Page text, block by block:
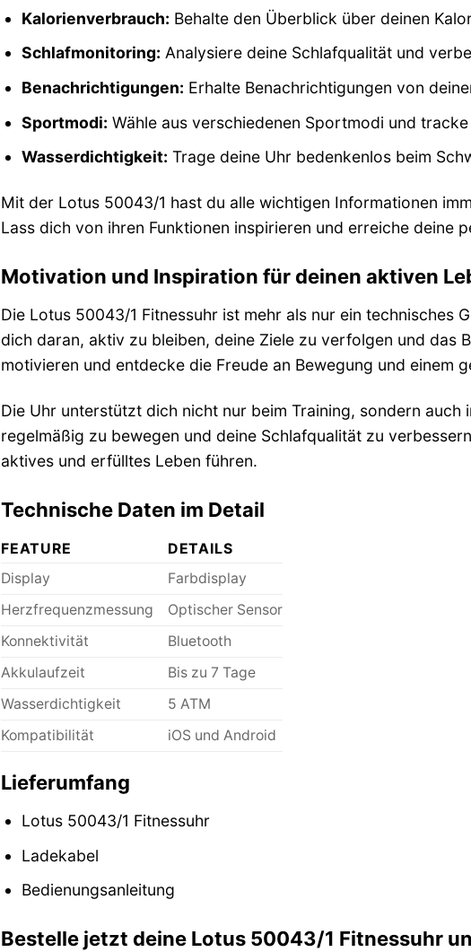
Kalorienverbrauch: Behalte den Überblick über deinen
Schlafmonitoring: Analysiere deine Schlafqualität und
Benachrichtigungen: Erhalte Benachrichtigungen von
Sportmodi: Wähle aus verschiedenen Sportmodi und
Wasserdichtigkeit: Trage deine Uhr bedenkenlos beim
Mit der Lotus 50043/1 hast du alle wichtigen Informationen
Lass dich von ihren Funktionen inspirieren und erreiche deine
Motivation und Inspiration für deinen aktiven
Die Lotus 50043/1 Fitnessuhr ist mehr als nur ein
dich daran, aktiv zu bleiben, deine Ziele zu verfolgen und das
motivieren und entdecke die Freude an Bewegung und einem
Die Uhr unterstützt dich nicht nur beim Training, sondern
regelmäßig zu bewegen und deine Schlafqualität zu
aktives und erfülltes Leben führen.
Technische Daten im Detail
FEATURE
DETAILS
Display
Farbdisplay
Herzfrequenzmessung
Optischer Sensor
Konnektivität
Bluetooth
Akkulaufzeit
Bis zu 7 Tage
Wasserdichtigkeit
5 ATM
Kompatibilität
iOS und Android
Lieferumfang
Lotus 50043/1 Fitnessuhr
Ladekabel
Bedienungsanleitung
Bestelle jetzt deine Lotus 50043/1 Fitnessuhr